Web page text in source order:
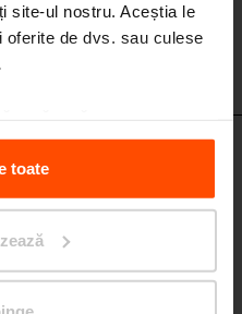
site-ul nostru. Aceștia le
oferite de dvs. sau culese
the Processing Personal
toate